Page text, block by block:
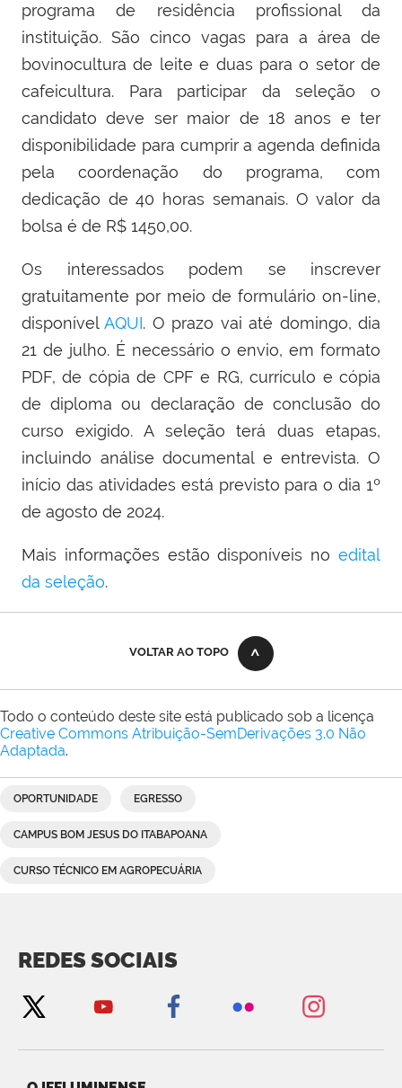
programa de residência profissional da
instituição. São cinco vagas para a área de
bovinocultura de leite e duas para o setor de
cafeicultura. Para participar da seleção o
candidato deve ser maior de 18 anos e ter
disponibilidade para cumprir a agenda definida
pela coordenação do programa, com
dedicação de 40 horas semanais. O valor da
bolsa é de R$ 1450,00.
Os interessados podem se inscrever
gratuitamente por meio de formulário on-line,
disponívelAQUI. O prazo vai até domingo, dia
21 de julho. É necessário o envio, em formato
PDF, de cópia de CPF e RG, currículo e cópia
de diploma ou declaração de conclusão do
curso exigido. A seleção terá duas etapas,
incluindo análise documental e entrevista. O
início das atividades está previsto para o dia 1º
de agosto de 2024.
Mais informações estão disponíveis no edital
da seleção.
VOLTAR AO TOPO
Todo o conteúdo deste site está publicado sob a licença
Creative Commons Atribuição-SemDerivações 3.0 Não
Adaptada.
OPORTUNIDADE EGRESSO
CAMPUS BOM JESUS DO ITABAPOANA
CURSO TÉCNICO EM AGROPECUÁRIA
REDES SOCIAIS